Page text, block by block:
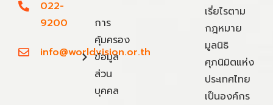
022-
9200
info@worldvision.or.th
การ
คุ้มครอง
ข้อมูล
ส่วน
บุคคล
เรี่ยไรตาม
กฎหมาย
มูลนิธิ
ศุภนิมิตแห่ง
ประเทศไทย
เป็นองค์กร